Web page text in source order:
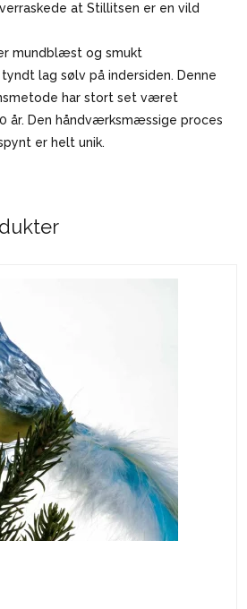
at Stillitsen er en vild
mundblæst og smukt
lag sølv på indersiden. Denne
har stort set været
år. Den håndværksmæssige proces
er helt unik.